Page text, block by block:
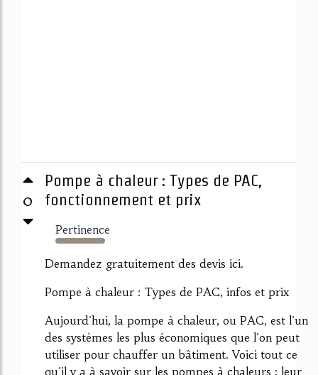
0
Pompe à chaleur : Types de PAC,
fonctionnement et prix
Pertinence
4654%
Demandez gratuitement des devis ici.
Pompe à chaleur : Types de PAC, infos et prix
Aujourd'hui, la pompe à chaleur, ou PAC, est l'un
des systèmes les plus économiques que l'on peut
utiliser pour chauffer un bâtiment. Voici tout ce
qu'il y a à savoir sur les pompes à chaleurs : leur